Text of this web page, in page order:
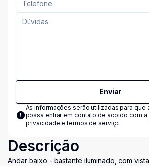
Enviar
As informações serão utilizadas para que
possa entrar em contato de acordo com a
privacidade e termos de serviço
Descrição
Andar baixo - bastante iluminado, com